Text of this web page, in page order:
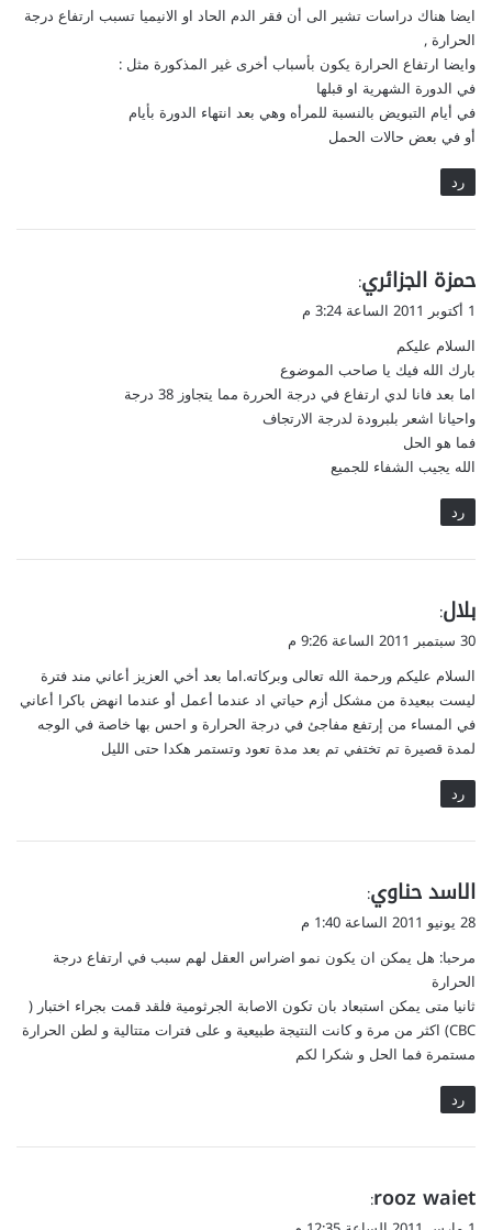
ل
ايضا هناك دراسات تشير الى أن فقر الدم الحاد او الانيميا تسبب ارتفاع درجة
الحرارة ,
وايضا ارتفاع الحرارة يكون بأسباب أخرى غير المذكورة مثل :
في الدورة الشهرية او قبلها
في أيام التبويض بالنسبة للمرأه وهي بعد انتهاء الدورة بأيام
أو في بعض حالات الحمل
رد
ي
ق
ل
حمزة الجزائري:
1 أكتوبر 2011 الساعة 3:24 م
السلام عليكم
بارك الله فيك يا صاحب الموضوع
اما بعد فانا لدي ارتفاع في درجة الحررة مما يتجاوز 38 درجة
واحيانا اشعر بلبرودة لدرجة الارتجاف
فما هو الحل
الله يجيب الشفاء للجميع
رد
ي
ق
ل
بلال:
30 سبتمبر 2011 الساعة 9:26 م
السلام عليكم ورحمة الله تعالى وبركاته.اما بعد أخي العزيز أعاني مند فترة
ليست ببعيدة من مشكل أزم حياتي اد عندما أعمل أو عندما انهض باكرا أعاني
في المساء من إرتفع مفاجئ في درجة الحرارة و احس بها خاصة في الوجه
لمدة قصيرة تم تختفي تم بعد مدة تعود وتستمر هكدا حتى الليل
رد
ي
ق
ل
الاسد حناوي:
28 يونيو 2011 الساعة 1:40 م
مرحبا: هل يمكن ان يكون نمو اضراس العقل لهم سبب في ارتفاع درجة
الحرارة
ثانيا متى يمكن استبعاد بان تكون الاصابة الجرثومية فلقد قمت بجراء اختبار (
CBC) اكثر من مرة و كانت النتيجة طبيعية و على فترات متتالية و لطن الحرارة
مستمرة فما الحل و شكرا لكم
رد
ي
ق
rooz waiet
: